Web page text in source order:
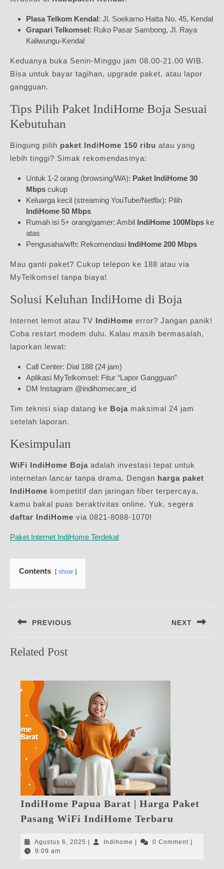
Plasa Telkom Kendal: Jl. Soekarno Hatta No. 45, Kendal
Grapari Telkomsel: Ruko Pasar Sambong, Jl. Raya
Kaliwungu-Kendal
Keduanya buka Senin-Minggu jam 08.00-21.00 WIB.
Bisa untuk bayar tagihan, upgrade paket, atau lapor
gangguan.
Tips Pilih Paket IndiHome Boja Sesuai
Kebutuhan
Bingung pilih paket IndiHome 150 ribu atau yang
lebih tinggi? Simak rekomendasinya:
Untuk 1-2 orang (browsing/WA): Paket IndiHome 30
Mbps cukup
Keluarga kecil (streaming YouTube/Netflix): Pilih
IndiHome 50 Mbps
Rumah isi 5+ orang/gamer: Ambil IndiHome 100Mbps ke
atas
Pengusaha/wfh: Rekomendasi IndiHome 200 Mbps
Mau ganti paket? Cukup telepon ke 188 atau via
MyTelkomsel tanpa biaya!
Solusi Keluhan IndiHome di Boja
Internet lemot atau TV IndiHome error? Jangan panik!
Coba restart modem dulu. Kalau masih bermasalah,
laporkan lewat:
Call Center: Dial 188 (24 jam)
Aplikasi MyTelkomsel: Fitur “Lapor Gangguan”
DM Instagram @indihomecare_id
Tim teknisi siap datang ke Boja maksimal 24 jam
setelah laporan.
Kesimpulan
WiFi IndiHome Boja adalah investasi tepat untuk
internetan lancar tanpa drama. Dengan harga paket
IndiHome kompetitif dan jaringan fiber terpercaya,
kamu bakal puas beraktivitas online. Yuk, segera
daftar IndiHome via 0821-8088-1070!
Paket Internet IndiHome Terdekat
Contents show
pos
PREVIOUS
post:
NEXT
Related Post
IndiHome Papua Barat | Harga Paket
Pasang WiFi IndiHome Terbaru
Barat
Agustus 6, 2025 AgustusIndihome Indihome0 Comment
9:09 am